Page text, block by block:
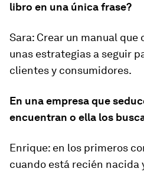
libro en una única frase?
Sara: Crear un manual que
unas estrategias a seguir
clientes y consumidores.
En una empresa que
encuentran o ella los
Enrique: en los primeros
cuando está recién nacida